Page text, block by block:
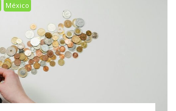
México